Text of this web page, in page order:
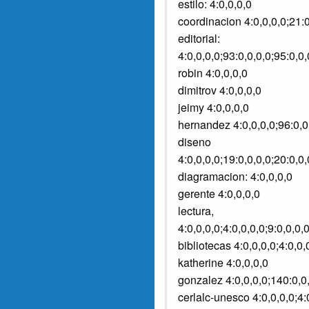
estilo: 4:0,0,0,0
coordinacion
editorial:
robin 4:0,0,0,0
dimitrov 4:0,0,0,0
jeimy 4:0,0,0,0
hernandez
diseno
diagramacion: 4:0,0,0,0
gerente 4:0,0,0,0
lectura,
bibliotecas
katherine 4:0,0,0,0
gonzalez
cerlalc-unesco